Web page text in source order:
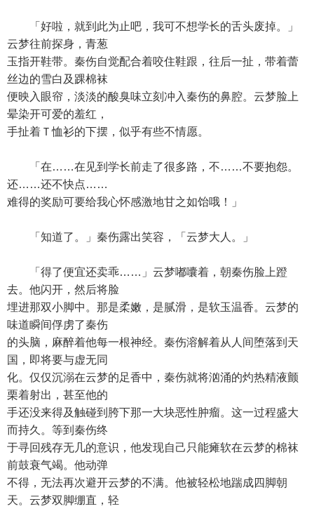
「好啦，就到此为止吧，我可不想学长的舌头废掉。」
云梦往前探身，青葱
玉指开鞋带。秦伤自觉配合着咬住鞋跟，往后一扯，带着蕾
丝边的雪白及踝棉袜
便映入眼帘，淡淡的酸臭味立刻冲入秦伤的鼻腔。云梦脸上
晕染开可爱的羞红，
手扯着Ｔ恤衫的下摆，似乎有些不情愿。
「在……在见到学长前走了很多路，不……不要抱怨。
还……还不快点……
难得的奖励可要给我心怀感激地甘之如饴哦！」
「知道了。」秦伤露出笑容，「云梦大人。」
「得了便宜还卖乖……」云梦嘟囔着，朝秦伤脸上蹬
去。他闪开，然后将脸
埋进那双小脚中。那是柔嫩，是腻滑，是软玉温香。云梦的
味道瞬间俘虏了秦伤
的头脑，麻醉着他每一根神经。秦伤溶解着从人间堕落到天
国，即将要与虚无同
化。仅仅沉溺在云梦的足香中，秦伤就将汹涌的灼热精液颤
栗着射出，甚至他的
手还没来得及触碰到胯下那一大块恶性肿瘤。这一过程盛大
而持久。等到秦伤终
于寻回残存无几的意识，他发现自己只能瘫软在云梦的棉袜
前鼓衰气竭。他动弹
不得，无法再次避开云梦的不满。他被轻松地踹成四脚朝
天。云梦双脚绷直，轻